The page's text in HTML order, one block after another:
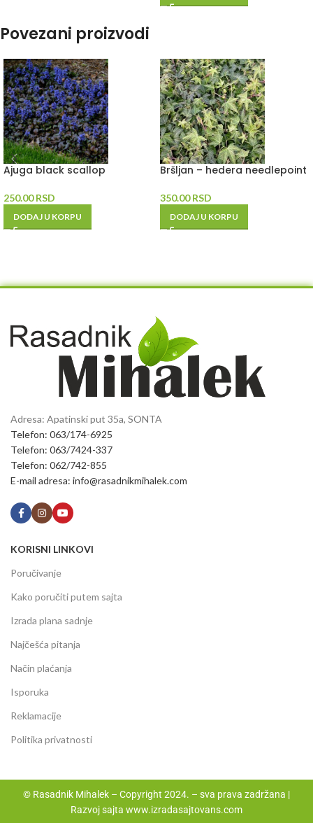
Povezani proizvodi
Ajuga black scallop
250.00RSD
DODAJ U KORPU
Bršljan – hedera needlepoint
350.00RSD
DODAJ U KORPU
Adresa: Apatinski put 35a, SONTA
Telefon: 063/174-6925
Telefon: 063/7424-337
Telefon: 062/742-855
E-mail adresa: info@rasadnikmihalek.com
KORISNI LINKOVI
Poručivanje
Kako poručiti putem sajta
Izrada plana sadnje
Najčešća pitanja
Način plaćanja
Isporuka
Reklamacije
Politika privatnosti
© Rasadnik Mihalek – Copyright 2024. – sva prava zadržana |
Razvoj sajta www.izradasajtovans.com